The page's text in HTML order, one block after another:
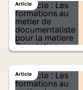
Article
Article